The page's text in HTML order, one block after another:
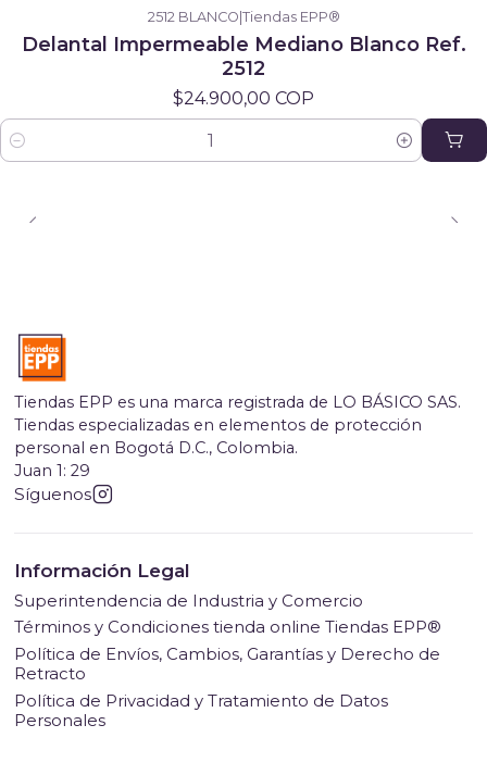
2512 BLANCO Tiendas EPP®
Delantal Impermeable Mediano Blanco Ref.
2512
$24.900,00 COP
Cantidad
Tiendas EPP es una marca registrada de LO BÁSICO SAS.
Tiendas especializadas en elementos de protección
personal en Bogotá D.C., Colombia.
Juan 1: 29
Síguenos
Información Legal
Superintendencia de Industria y Comercio
Términos y Condiciones tienda online Tiendas EPP®
Política de Envíos, Cambios, Garantías y Derecho de
Retracto
Política de Privacidad y Tratamiento de Datos
Personales